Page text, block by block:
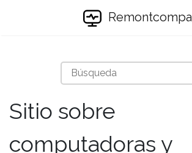
Remontcompa
Sitio sobre
computadoras y